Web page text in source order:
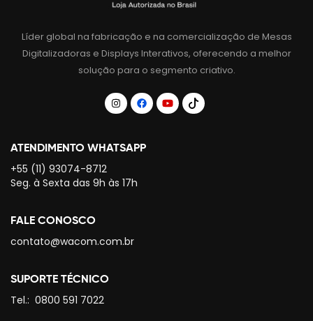
Líder global na fabricação e na comercialização de Mesas
Digitalizadoras e Displays Interativos, oferecendo a melhor
solução para o segmento criativo.
ATENDIMENTO WHATSAPP
+55 (11) 93074-8712
Seg. à Sexta das 9h às 17h
FALE CONOSCO
contato@wacom.com.br
SUPORTE TÉCNICO
Tel.: 0800 591 7022